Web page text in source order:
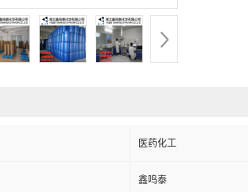
医药化工
鑫鸣泰